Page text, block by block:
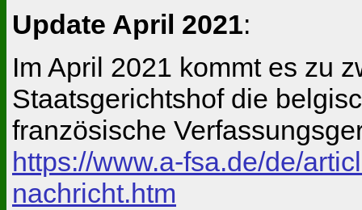
Update April 2021:
Im April 2021 kommt es zu
Staatsgerichtshof die
französische
https://www.a-fsa.de/de/
nachricht.htm